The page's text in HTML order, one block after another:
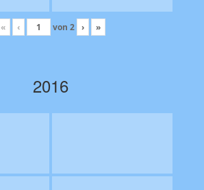
« ‹ von 2 › »
2016